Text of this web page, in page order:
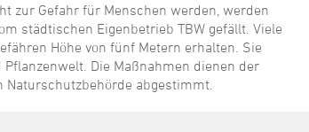
zur Gefahr für Menschen werden, werden
städtischen Eigenbetrieb TBW gefällt. Viele
Höhe von fünf Metern erhalten. Sie
Die Maßnahmen dienen der
abgestimmt.